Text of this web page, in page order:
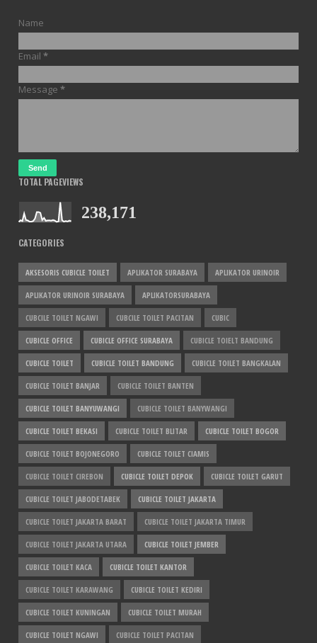
Name
Email *
Message *
TOTAL PAGEVIEWS
238,171
CATEGORIES
AKSESORIS CUBICLE TOILET APLIKATOR SURABAYA APLIKATOR URINOIR
APLIKATOR URINOIR SURABAYA APLIKATORSURABAYA
CUBCILE TOILET NGAWI CUBCILE TOILET PACITAN CUBIC
CUBICLE OFFICE CUBICLE OFFICE SURABAYA CUBICLE TOIELT BANDUNG
CUBICLE TOILET CUBICLE TOILET BANDUNG CUBICLE TOILET BANGKALAN
CUBICLE TOILET BANJAR CUBICLE TOILET BANTEN
CUBICLE TOILET BANYUWANGI CUBICLE TOILET BANYWANGI
CUBICLE TOILET BEKASI CUBICLE TOILET BLITAR CUBICLE TOILET BOGOR
CUBICLE TOILET BOJONEGORO CUBICLE TOILET CIAMIS
CUBICLE TOILET CIREBON CUBICLE TOILET DEPOK CUBICLE TOILET GARUT
CUBICLE TOILET JABODETABEK CUBICLE TOILET JAKARTA
CUBICLE TOILET JAKARTA BARAT CUBICLE TOILET JAKARTA TIMUR
CUBICLE TOILET JAKARTA UTARA CUBICLE TOILET JEMBER
CUBICLE TOILET KACA CUBICLE TOILET KANTOR
CUBICLE TOILET KARAWANG CUBICLE TOILET KEDIRI
CUBICLE TOILET KUNINGAN CUBICLE TOILET MURAH
CUBICLE TOILET NGAWI CUBICLE TOILET PACITAN